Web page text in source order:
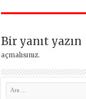
İlgi Gördü!..
Bir yanıt yazın
açmalısınız.